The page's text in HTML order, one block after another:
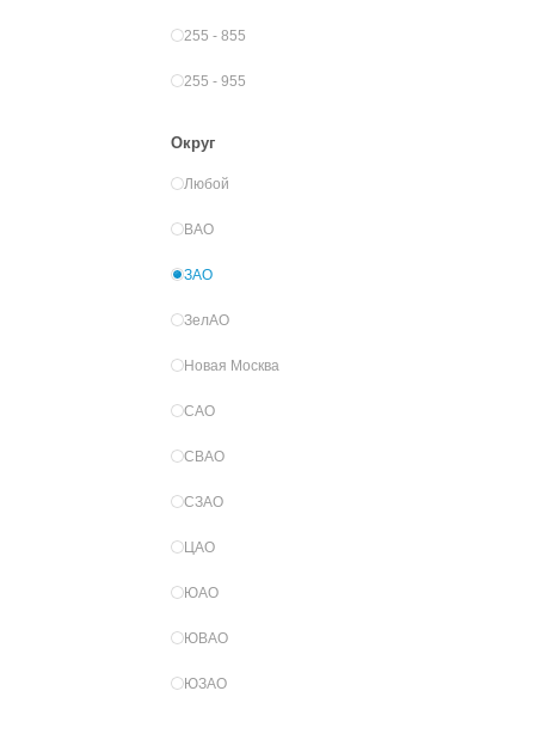
255 - 855
255 - 955
Округ
Любой
ВАО
ЗАО
ЗелАО
Новая Москва
САО
СВАО
СЗАО
ЦАО
ЮАО
ЮВАО
ЮЗАО